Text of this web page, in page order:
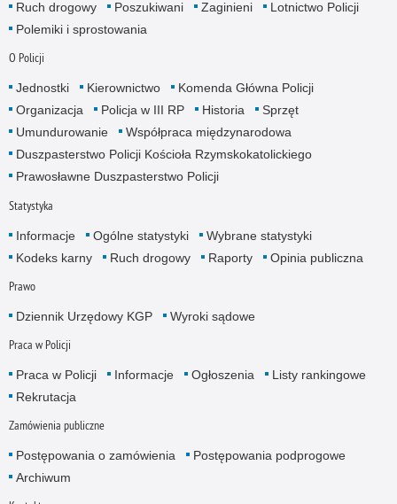
Ruch drogowy
Poszukiwani Zaginieni
Lotnictwo Policji
Polemiki i sprostowania
O Policji
Jednostki Kierownictwo
Komenda Główna Policji
Organizacja
Policja w III RP Historia
Sprzęt
Umundurowanie
Współpraca międzynarodowa
Duszpasterstwo Policji Kościoła Rzymskokatolickiego
Prawosławne Duszpasterstwo Policji
Statystyka
Informacje Ogólne statystyki
Wybrane statystyki
Kodeks karny
Ruch drogowy Raporty Opinia publiczna
Prawo
Dziennik Urzędowy KGP Wyroki sądowe
Praca w Policji
Praca w Policji Informacje Ogłoszenia
Listy rankingowe
Rekrutacja
Zamówienia publiczne
Postępowania o zamówienia
Postępowania podprogowe
Archiwum